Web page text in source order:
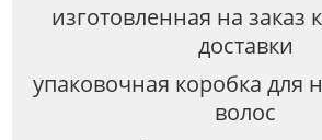
изготовленная на заказ
доставки
упаковочная коробка для
волос